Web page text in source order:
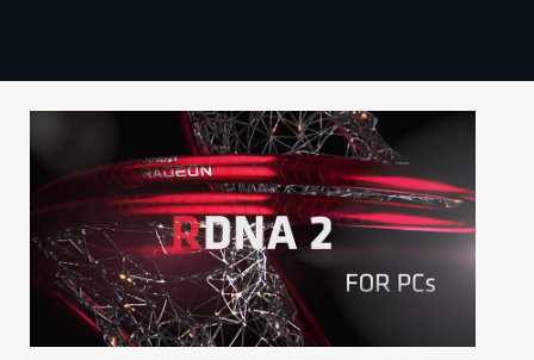
TECHBBS
HINTA.FI
KAUPPA
VAIHDA TEEMA